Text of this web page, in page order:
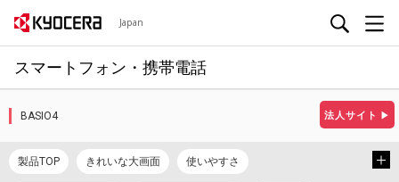
Japan
スマートフォン・携帯電話
法人サイト ▶
BASIO4
製品TOP きれいな大画面 使いやすさ